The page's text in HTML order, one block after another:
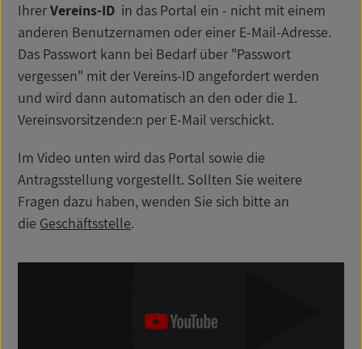
IhrerVereins-ID in das Portal ein - nicht mit einem
anderen Benutzernamen oder einer E-Mail-Adresse.
Das Passwort kann bei Bedarf über "Passwort
vergessen" mit der Vereins-ID angefordert werden
und wird dann automatisch an den oder die 1.
Vereinsvorsitzende:n per E-Mail verschickt.
Im Video unten wird das Portal sowie die
Antragsstellung vorgestellt. Sollten Sie weitere
Fragen dazu haben, wenden Sie sich bitte an
die Geschäftsstelle.